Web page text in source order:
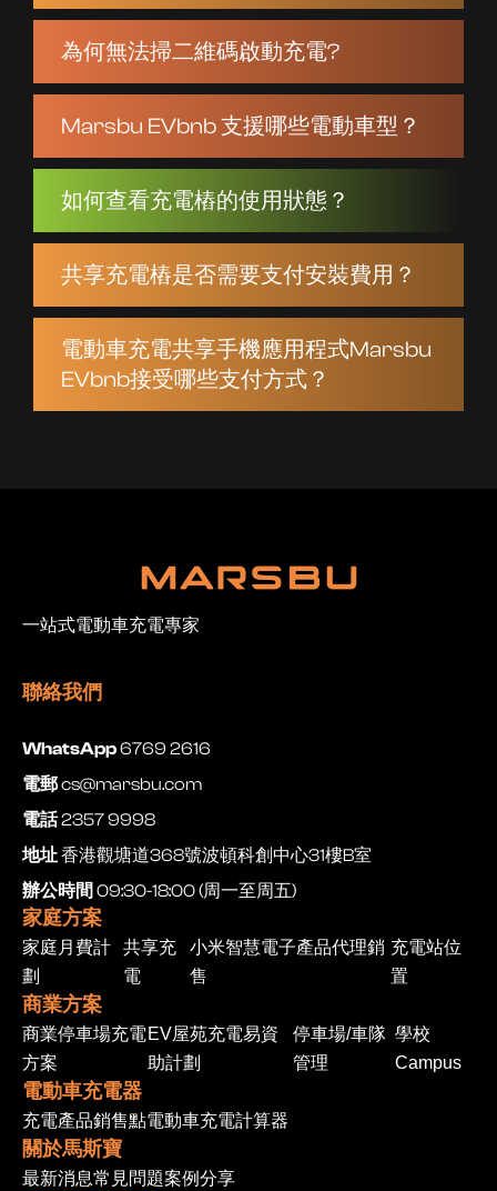
為何無法掃二維碼啟動充電?
Marsbu EVbnb 支援哪些電動車型？
如何查看充電樁的使用狀態？
共享充電樁是否需要支付安裝費用？
電動車充電共享手機應用程式Marsbu
EVbnb接受哪些支付方式？
一站式電動車充電專家
聯絡我們
WhatsApp6769 2616
電郵cs@marsbu.com
電話2357 9998
地址香港觀塘道368號波頓科創中心31樓B室
辦公時間 09:30-18:00 (周一至周五)
家庭方案
家庭月費計
劃
共享充
電
小米智慧電子產品代理銷
售
充電站位
置
商業方案
商業停車場充電
方案
EV屋苑充電易資
助計劃
停車場/車隊
管理
學校
Campus
電動車充電器
充電產品銷售點電動車充電計算器
關於馬斯寶
最新消息常見問題案例分享